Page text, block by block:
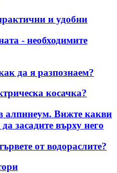
и удобни
- необходимите
да я разпознаем?
косачка?
алпинеум. Вижте какви
засадите върху него
от водораслите?